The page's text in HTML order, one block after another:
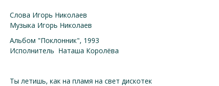
Слова Игорь Николаев
Музыка Игорь Николаев
Альбом "Поклонник", 1993
Исполнитель Наташа Королёва
Ты летишь, как на пламя на свет дискотек